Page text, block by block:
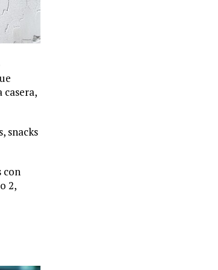
casera,
snacks
con
2,